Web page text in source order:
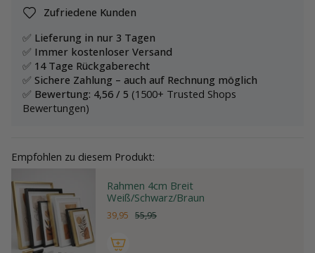
Zufriedene Kunden
✅ Lieferung in nur 3 Tagen
✅ Immer kostenloser Versand
✅ 14 Tage Rückgaberecht
✅ Sichere Zahlung – auch auf Rechnung möglich
✅ Bewertung: 4,56 / 5 (1500+ Trusted Shops
Bewertungen)
Empfohlen zu diesem Produkt:
Rahmen 4cm Breit
Weiß/Schwarz/Braun
39,95 55,95